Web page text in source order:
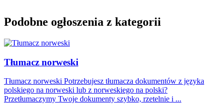
Podobne ogłoszenia z kategorii
Tłumacz norweski
Tłumacz norweski Potrzebujesz tłumacza dokumentów z języka
polskiego na norweski lub z norweskiego na polski?
Przetłumaczymy Twoje dokumenty szybko, rzetelnie i ...